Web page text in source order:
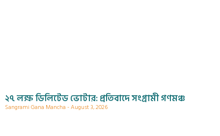
২৭ লক্ষ ডিলিটেড ভোটার: প্রতিবাদে সংগ্রামী গণমঞ্চ
Sangrami Gana Mancha August 3, 2026